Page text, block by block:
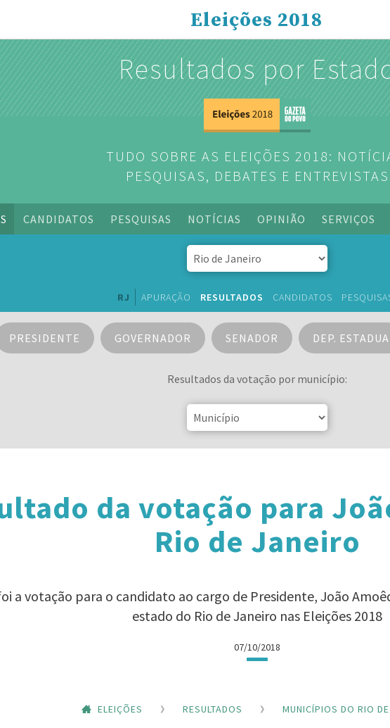
Eleições 2018
Resultados por
TUDO SOBRE AS ELEIÇÕES 2018:
PESQUISAS, DEBATES E ENTREVISTAS
CANDIDATOS PESQUISAS NOTÍCIAS OPINIÃO SERVIÇOS
RJ APURAÇÃO RESULTADOS CANDIDATOS
PRESIDENTE GOVERNADOR SENADOR DEP.
Resultados da votação por município:
da votação para
Rio de Janeiro
a votação para o candidato ao cargo de Presidente, João
estado do Rio de Janeiro nas Eleições 2018
07/10/2018
ELEIÇÕES RESULTADOS MUNICÍPIOS DO RIO